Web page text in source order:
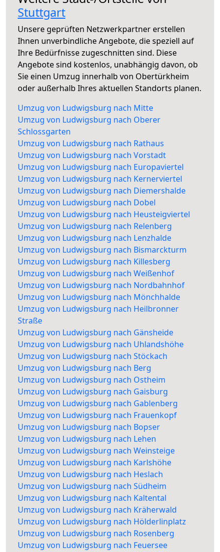
Stuttgart
Unsere geprüften Netzwerkpartner erstellen
Ihnen unverbindliche Angebote, die speziell auf
Ihre Bedürfnisse zugeschnitten sind. Diese
Angebote sind kostenlos, unabhängig davon, ob
Sie einen Umzug innerhalb von Obertürkheim
oder außerhalb Ihres aktuellen Standorts planen.
Umzug von Ludwigsburg nach Mitte
Umzug von Ludwigsburg nach Oberer
Schlossgarten
Umzug von Ludwigsburg nach Rathaus
Umzug von Ludwigsburg nach Vorstadt
Umzug von Ludwigsburg nach Europaviertel
Umzug von Ludwigsburg nach Kernerviertel
Umzug von Ludwigsburg nach Diemershalde
Umzug von Ludwigsburg nach Dobel
Umzug von Ludwigsburg nach Heusteigviertel
Umzug von Ludwigsburg nach Relenberg
Umzug von Ludwigsburg nach Lenzhalde
Umzug von Ludwigsburg nach Bismarckturm
Umzug von Ludwigsburg nach Killesberg
Umzug von Ludwigsburg nach Weißenhof
Umzug von Ludwigsburg nach Nordbahnhof
Umzug von Ludwigsburg nach Mönchhalde
Umzug von Ludwigsburg nach Heilbronner
Straße
Umzug von Ludwigsburg nach Gänsheide
Umzug von Ludwigsburg nach Uhlandshöhe
Umzug von Ludwigsburg nach Stöckach
Umzug von Ludwigsburg nach Berg
Umzug von Ludwigsburg nach Ostheim
Umzug von Ludwigsburg nach Gaisburg
Umzug von Ludwigsburg nach Gablenberg
Umzug von Ludwigsburg nach Frauenkopf
Umzug von Ludwigsburg nach Bopser
Umzug von Ludwigsburg nach Lehen
Umzug von Ludwigsburg nach Weinsteige
Umzug von Ludwigsburg nach Karlshöhe
Umzug von Ludwigsburg nach Heslach
Umzug von Ludwigsburg nach Südheim
Umzug von Ludwigsburg nach Kaltental
Umzug von Ludwigsburg nach Kräherwald
Umzug von Ludwigsburg nach Hölderlinplatz
Umzug von Ludwigsburg nach Rosenberg
Umzug von Ludwigsburg nach Feuersee